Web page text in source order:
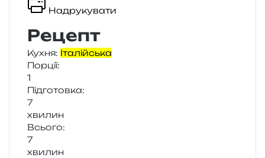
Надрукувати
Рецепт
Кухня: Італійська
Порції:
1
Підготовка:
7
хви­лин
Всього:
7
хви­лин